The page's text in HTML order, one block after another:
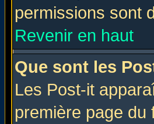
permissions sont
Revenir en haut
Que sont les
Les Post-it
première page